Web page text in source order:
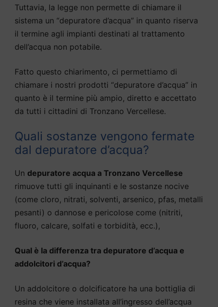
Tuttavia, la legge non permette di chiamare il
sistema un “depuratore d’acqua” in quanto riserva
il termine agli impianti destinati al trattamento
dell’acqua non potabile.
Fatto questo chiarimento, ci permettiamo di
chiamare i nostri prodotti “depuratore d’acqua” in
quanto è il termine più ampio, diretto e accettato
da tutti i cittadini di Tronzano Vercellese.
Quali sostanze vengono fermate
dal depuratore d’acqua?
Un depuratore acqua a Tronzano Vercellese
rimuove tutti gli inquinanti e le sostanze nocive
(come cloro, nitrati, solventi, arsenico, pfas, metalli
pesanti) o dannose e pericolose come (nitriti,
fluoro, calcare, solfati e torbidità, ecc.),
Qual è la differenza tra depuratore d’acqua e
addolcitori d’acqua?
Un addolcitore o dolcificatore ha una bottiglia di
resina che viene installata all’ingresso dell’acqua